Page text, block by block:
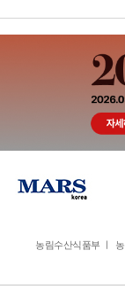
농림수산식품부 ㅣ